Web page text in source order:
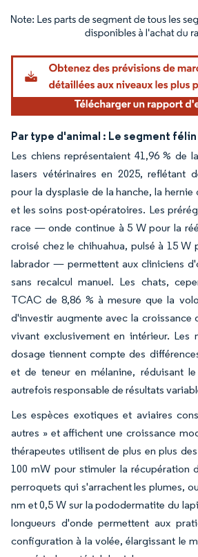
Image © Mordor Intelligence. La réutilisation
Par type d'animal : Le segment
Les chiens représentaient 41,96 % de
lasers vétérinaires en 2025, reflétant
pour la dysplasie de la hanche, la
et les soins post-opératoires. Les
race — onde continue à 5 W pour la
croisé chez le chihuahua, pulsé à 15 W
labrador — permettent aux cliniciens
sans recalcul manuel. Les chats,
TCAC de 8,86 % à mesure que la
d'investir augmente avec la croissance
vivant exclusivement en intérieur. Les
dosage tiennent compte des
et de teneur en mélanine, réduisant
autrefois responsable de résultats
Les espèces exotiques et aviaires
autres » et affichent une croissance
thérapeutes utilisent de plus en plus
100 mW pour stimuler la récupération
perroquets qui s'arrachent les plumes,
nm et 0,5 W sur la pododermatite du
longueurs d'onde permettent aux
configuration à la volée, élargissant le